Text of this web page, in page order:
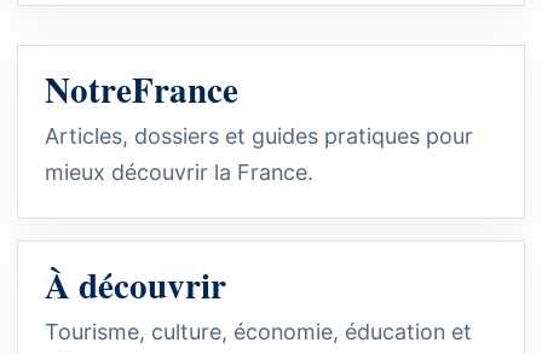
NotreFrance
Articles, dossiers et guides pratiques pour
mieux découvrir la France.
À découvrir
Tourisme, culture, économie, éducation et